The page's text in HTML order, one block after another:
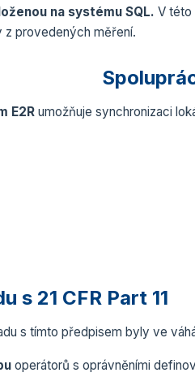
na systému SQL. V této
z provedených měření.
E2Rumožňuje synchronizaci
s 21 CFR Part 11
s tímto předpisem byly ve
operátorů s oprávněními